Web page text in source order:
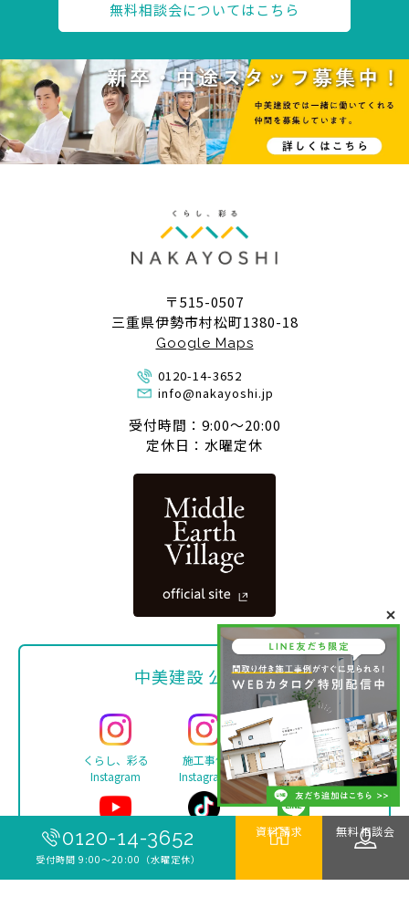
0120-14-3652
受付時間 9:00〜20:00（水曜定休）
資料請求 無料相談会
無料相談会についてはこちら
〒515-0507
三重県伊勢市村松町1380-18
Google Maps
0120-14-3652
info@nakayoshi.jp
受付時間：9:00〜20:00
定休日：水曜定休
中美建設 公式SNS
くらし、彩る
Instagram
施工事例
Instagram
Facebook
YouTube TikTok LINE